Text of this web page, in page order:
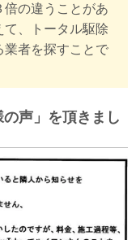
倍の違うことがあ
て、トータル駆除
業者を探すことで
声」を頂きまし